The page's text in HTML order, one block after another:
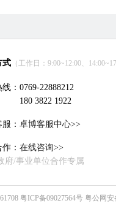
式 （工作日：9:00~12:00、
：0769-22888212
180 3822 1922
： 卓博客服中心>>
： 在线咨询>>
府/事业单位合作专属
粤ICP备09027564号 粤公网安